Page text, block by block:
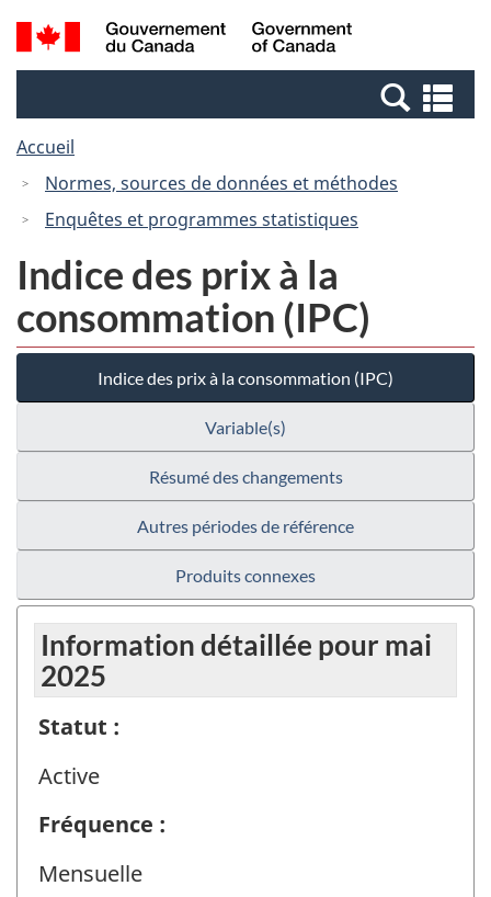
Passer
au
Passer
à
Canada
Recherche
et
et
Accueil
Normes, sources de données et méthodes
Enquêtes et programmes statistiques
Indice des prix à la
consommation (IPC)
Indice des prix à la consommation (IPC)
Variable(s)
Résumé des changements
Autres périodes de référence
Produits connexes
Information détaillée pour mai
2025
Statut :
Active
Fréquence :
Mensuelle